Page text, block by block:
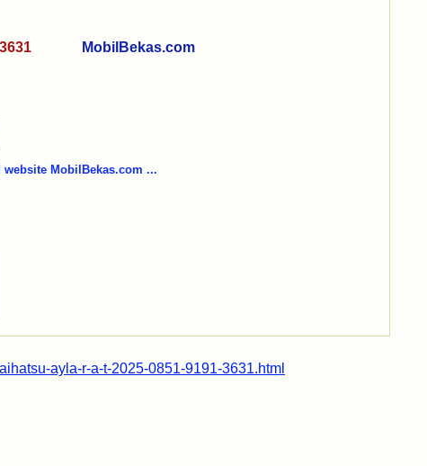
3631 MobilBekas.com
MobilBekas.com ...
ayla-r-a-t-2025-0851-9191-3631.html